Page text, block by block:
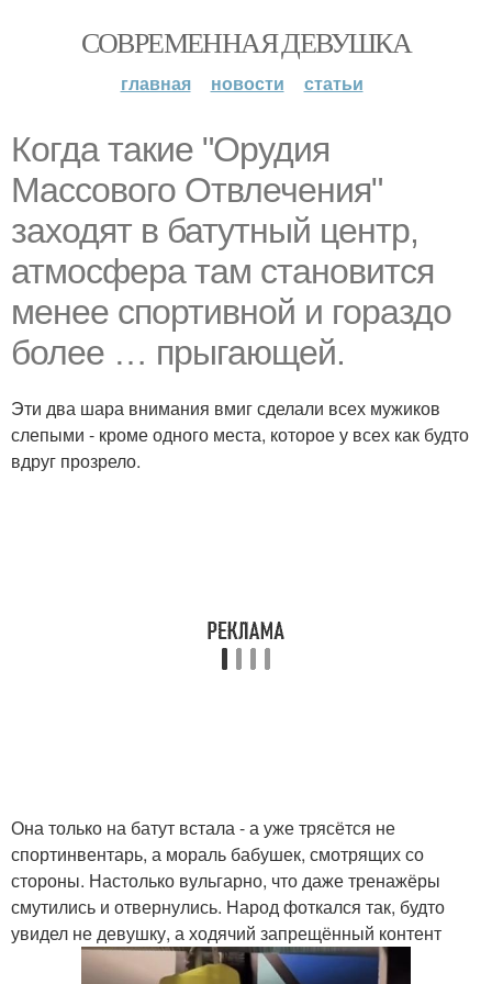
СОВРЕМЕННАЯ ДЕВУШКА
главная новости статьи
Когда такие "Орудия
Массового Отвлечения"
заходят в батутный центр,
атмосфера там становится
менее спортивной и гораздо
более … прыгающей.
Эти два шара внимания вмиг сделали всех мужиков
слепыми - кроме одного места, которое у всех как будто
вдруг прозрело.
Она только на батут встала - а уже трясётся не
спортинвентарь, а мораль бабушек, смотрящих со
стороны. Настолько вульгарно, что даже тренажёры
смутились и отвернулись. Народ фоткался так, будто
увидел не девушку, а ходячий запрещённый контент